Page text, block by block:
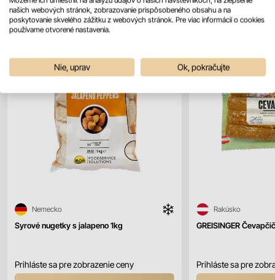
Syrové nugetky s jalapeno 1kg
Nemecko
Prihláste sa pre zobrazenie ceny
GREISINGER
Rakúsko
Prihláste sa pre
našich webových stránok, zobrazovanie prispôsobeného obsahu a na
poskytovanie skvelého zážitku z webových stránok. Pre viac informácií o cookies
používame otvorené nastavenia.
Nie, uprav Ok, pokračujte